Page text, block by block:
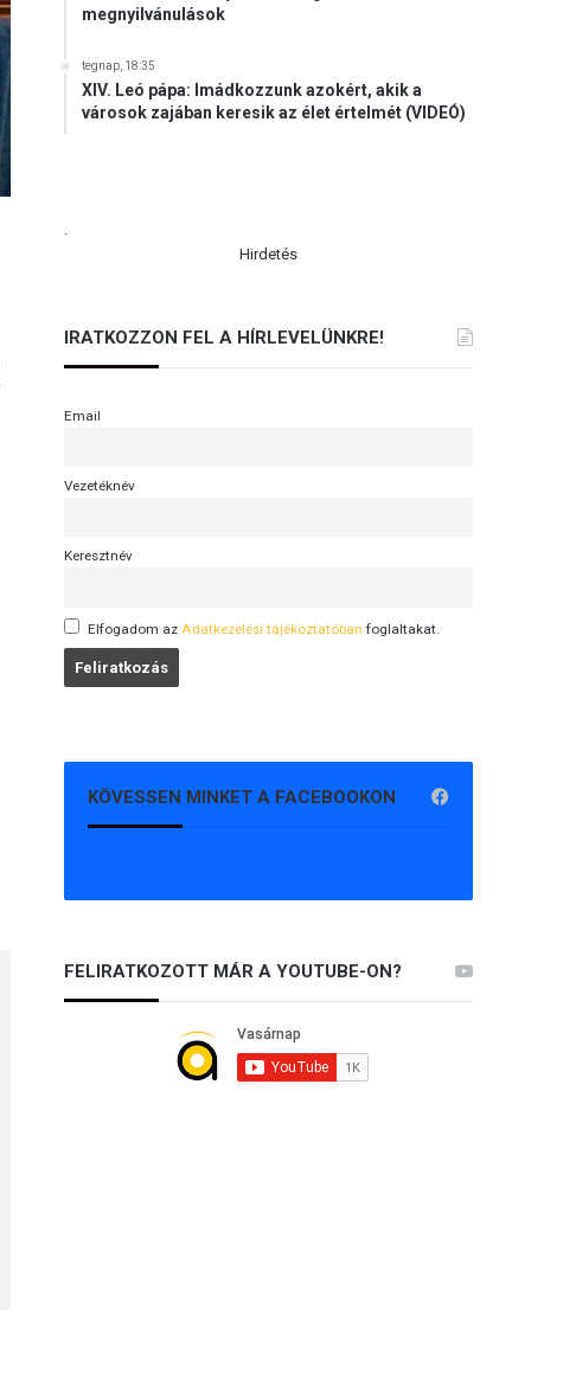
megnyilvánulások
tegnap, 18:35
XIV. Leó pápa: Imádkozzunk azokért, akik a
városok zajában keresik az élet értelmét (VIDEÓ)
.
Hirdetés
IRATKOZZON FEL A HÍRLEVELÜNKRE!
Email
Vezetéknév
Keresztnév
Elfogadom az Adatkezelési tájékoztatóban foglaltakat.
KÖVESSEN MINKET A FACEBOOKON
FELIRATKOZOTT MÁR A YOUTUBE-ON?